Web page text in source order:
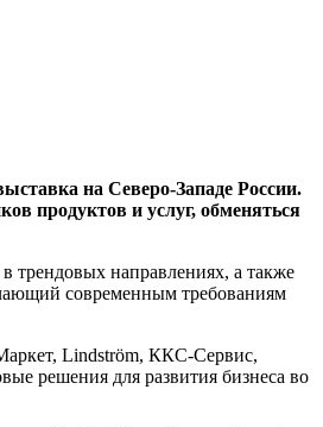
на Северо-Западе России.
продуктов и услуг, обменяться
трендовых направлениях, а также
современным требованиям
Lindström, ККС-Сервис,
решения для развития бизнеса во